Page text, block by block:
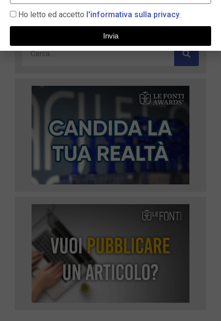
LEGGI TUTTO »
Ho letto ed accetto l'informativa sulla privacy.
Invia